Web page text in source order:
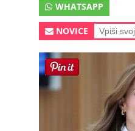
WHATSAPP
NOVICE